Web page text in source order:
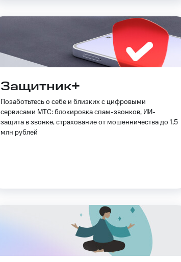
Защитник+
Позаботьтесь о себе и близких с цифровыми
сервисами МТС: блокировка спам-звонков, ИИ-
защита в звонке, страхование от мошенничества до 1,5
млн рублей